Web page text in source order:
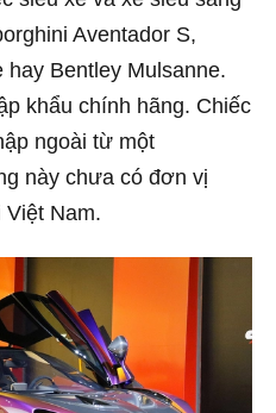
Aventador S,
hay Bentley Mulsanne.
khẩu chính hãng. Chiếc
ngoài từ một
này chưa có đơn vị
Việt Nam.